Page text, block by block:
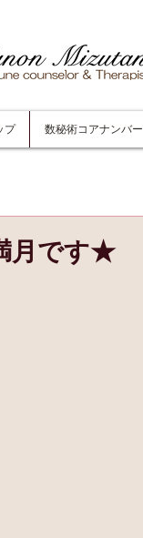
プ 数秘術コアナンバー
月です★